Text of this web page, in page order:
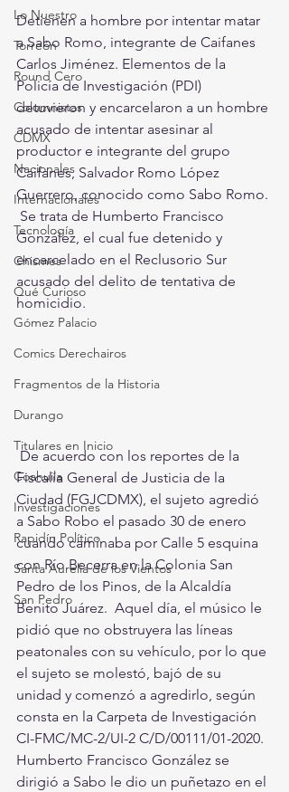
Lo Nuestro
Torreón
Round Cero
Columnistas
CDMX
Nacionales
Internacionales
Tecnología
Chismes
Qué Curioso
Gómez Palacio
Comics Derechairos
Fragmentos de la Historia
Durango
Titulares en Inicio
Coahuila
Investigaciones
Rapidín Político
Santa Aurelia de los Vientos
San Pedro
Detienen a hombre por intentar matar
a Sabo Romo, integrante de Caifanes
Carlos Jiménez. Elementos de la
Policía de Investigación (PDI)
detuvieron y encarcelaron a un hombre
acusado de intentar asesinar al
productor e integrante del grupo
Caifanes, Salvador Romo López
Guerrero, conocido como Sabo Romo.
Se trata de Humberto Francisco
González, el cual fue detenido y
encarcelado en el Reclusorio Sur
acusado del delito de tentativa de
homicidio.
Fiscalía General de Justicia de la
Ciudad (FGJCDMX), el sujeto agredió
a Sabo Robo el pasado 30 de enero
cuando caminaba por Calle 5 esquina
con Río Becerra en la Colonia San
Pedro de los Pinos, de la Alcaldía
Benito Juárez.  Aquel día, el músico le
pidió que no obstruyera las líneas
peatonales con su vehículo, por lo que
el sujeto se molestó, bajó de su
unidad y comenzó a agredirlo, según
consta en la Carpeta de Investigación
CI-FMC/MC-2/UI-2 C/D/00111/01-2020.
Humberto Francisco González se
dirigió a Sabo le dio un puñetazo en el